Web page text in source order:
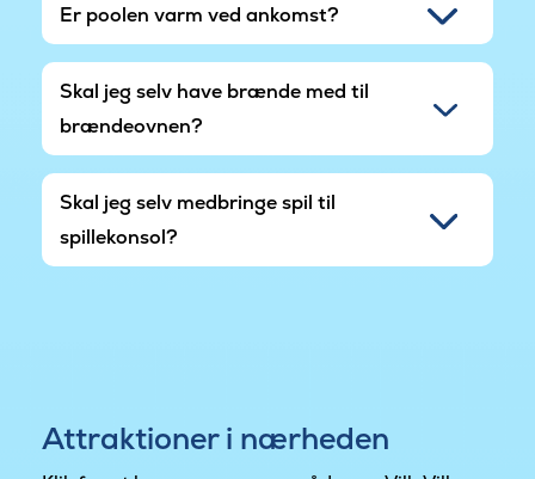
Er poolen varm ved ankomst?
Skal jeg selv have brænde med til
brændeovnen?
Skal jeg selv medbringe spil til
spillekonsol?
Attraktioner i nærheden